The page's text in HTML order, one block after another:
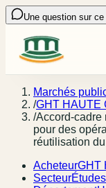
Une question sur
Marchés
/GHT HAUTE
/Accord-cadre
pour des
réutilisation
AcheteurGHT
Secteur